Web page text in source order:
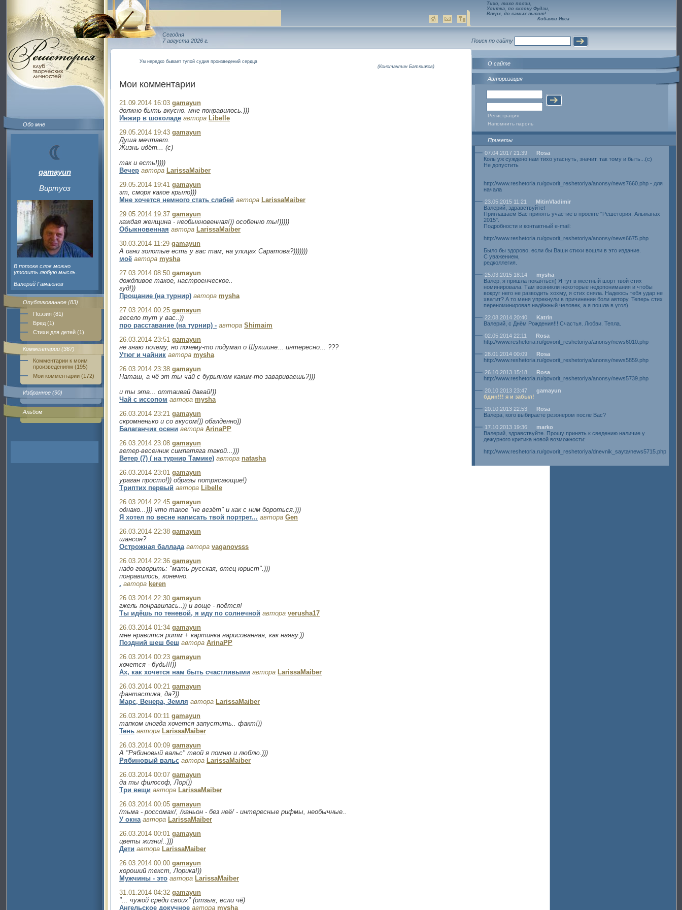
Обо мне
gamayun
Виртуоз
В потоке слов можно
утопить любую мысль.
Валерий Гамаюнов
Опубликованное (83)
Поэзия (81)
Бред (1)
Стихи для детей (1)
Комментарии (367)
Комментарии к моим
произведениям (195)
Мои комментарии (172)
Избранное (90)
Альбом
Сегодня
7 августа 2026 г.
Ум нередко бывает тупой судия произведений сердца
(Константин Батюшков)
Мои комментарии
21.09.2014 16:03 gamayun
должно быть вкусно. мне понравилось.)))
Инжир в шоколаде автора Libelle
29.05.2014 19:43 gamayun
Душа мечтает.
Жизнь идёт... (с)
так и есть!))))
Вечер автора LarissaMaiber
29.05.2014 19:41 gamayun
эт, сморя какое крыло)))
Мне хочется немного стать слабей автора LarissaMaiber
29.05.2014 19:37 gamayun
каждая женщина - необыкновенная!)) особенно ты!)))))
Обыкновенная автора LarissaMaiber
30.03.2014 11:29 gamayun
А огни золотые есть у вас там, на улицах Саратова?)))))))
моё автора mysha
27.03.2014 08:50 gamayun
дождливое такое, настроенческое..
гуд!))
Прощание (на турнир) автора mysha
27.03.2014 00:25 gamayun
весело тут у вас..))
про расставание (на турнир) - автора Shimaim
26.03.2014 23:51 gamayun
не знаю почему, но почему-то подумал о Шукшине... интересно... ???
Утюг и чайник автора mysha
26.03.2014 23:38 gamayun
Наташ, а чё эт ты чай с бурьяном каким-то завариваешь?)))
и ты эта... оттаивай давай!))
Чай с иссопом автора mysha
26.03.2014 23:21 gamayun
скромненько и со вкусом!)) обалденно))
Балаганчик осени автора ArinaPP
26.03.2014 23:08 gamayun
ветер-весенник симпатяга такой...)))
Ветер (7) ( на турнир Тамике) автора natasha
26.03.2014 23:01 gamayun
ураган просто!)) образы потрясающие!)
Триптих первый автора Libelle
26.03.2014 22:45 gamayun
однако...))) что такое "не везёт" и как с ним бороться.)))
Я хотел по весне написать твой портрет... автора Gen
26.03.2014 22:38 gamayun
шансон?
Острожная баллада автора vaganovsss
26.03.2014 22:36 gamayun
надо говорить: "мать русская, отец юрист".)))
понравилось, конечно.
. автора keren
26.03.2014 22:30 gamayun
гжель понравилась..)) и воще - поётся!
Ты идёшь по теневой, я иду по солнечной автора verusha17
26.03.2014 01:34 gamayun
мне нравится ритм + картинка нарисованная, как наяву.))
Поздний шеш беш автора ArinaPP
26.03.2014 00:23 gamayun
хочется - будь!!!))
Ах, как хочется нам быть счастливыми автора LarissaMaiber
26.03.2014 00:21 gamayun
фантастика, да?))
Марс, Венера, Земля автора LarissaMaiber
26.03.2014 00:11 gamayun
тапком иногда хочется запустить.. факт!))
Тень автора LarissaMaiber
26.03.2014 00:09 gamayun
А "Рябиновый вальс" твой я помню и люблю.)))
Рябиновый вальс автора LarissaMaiber
26.03.2014 00:07 gamayun
да ты философ, Лор!))
Три вещи автора LarissaMaiber
26.03.2014 00:05 gamayun
/тьма - россомах/, /каньон - без неё/ - интересные рифмы, необычные..
У окна автора LarissaMaiber
26.03.2014 00:01 gamayun
цветы жизни!..)))
Дети автора LarissaMaiber
26.03.2014 00:00 gamayun
хороший текст, Лорика!))
Мужчины - это автора LarissaMaiber
31.01.2014 04:32 gamayun
"... чужой среди своих" (отзыв, если чё)
Ангельское докучное автора mysha
Тихо, тихо ползи,
Улитка, по склону Фудзи,
Вверх, до самых высот!
Кобаяси Исса
Поиск по сайту
О сайте
Авторизация
Регистрация
Напомнить пароль
Приветы
07.04.2017 21:39
Rosa
Коль уж суждено нам тихо угаснуть, значит, так тому и быть...(с)
Не допустить
http://www.reshetoria.ru/govorit_reshetoriya/anonsy/news7660.php - для
начала
23.05.2015 11:21
MitinVladimir
Валерий, здравствуйте!
Приглашаем Вас принять участие в проекте "Решетория. Альманах
2015".
Подробности и контактный e-mail:
http://www.reshetoria.ru/govorit_reshetoriya/anonsy/news6675.php
Было бы здорово, если бы Ваши стихи вошли в это издание.
С уважением,
редколлегия.
25.03.2015 18:14
mysha
Валер, я пришла покаяться) Я тут в местный шорт твой стих
номинировала. Там возникли некоторые недопонимания и чтобы
вокруг него не разводить хохму, я стих сняла. Надеюсь тебя удар не
хватит? А то меня упрекнули в причинении боли автору. Теперь стих
переноминировал надёжный человек, а я пошла в угол)
22.08.2014 20:40
Katrin
Валерий, с Днём Рождения!!! Счастья. Любви. Тепла.
02.05.2014 22:11
Rosa
http://www.reshetoria.ru/govorit_reshetoriya/anonsy/news6010.php
28.01.2014 00:09
Rosa
http://www.reshetoria.ru/govorit_reshetoriya/anonsy/news5859.php
26.10.2013 15:18
Rosa
http://www.reshetoria.ru/govorit_reshetoriya/anonsy/news5739.php
20.10.2013 23:47
gamayun
бдин!!! я и забыл!
20.10.2013 22:53
Rosa
Валера, кого выбираете резонером после Вас?
17.10.2013 19:36
marko
Валерий, здравствуйте. Прошу принять к сведению наличие у
дежурного критика новой возможности:
http://www.reshetoria.ru/govorit_reshetoriya/dnevnik_sayta/news5715.php